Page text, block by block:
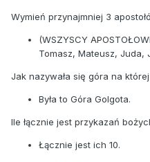
Wymień przynajmniej 3
(WSZYSCY
Tomasz, Mateusz, Juda,
Jak nazywała się góra na której
Była to Góra Golgota.
Ile łącznie jest przykazań
Łącznie jest ich 10.